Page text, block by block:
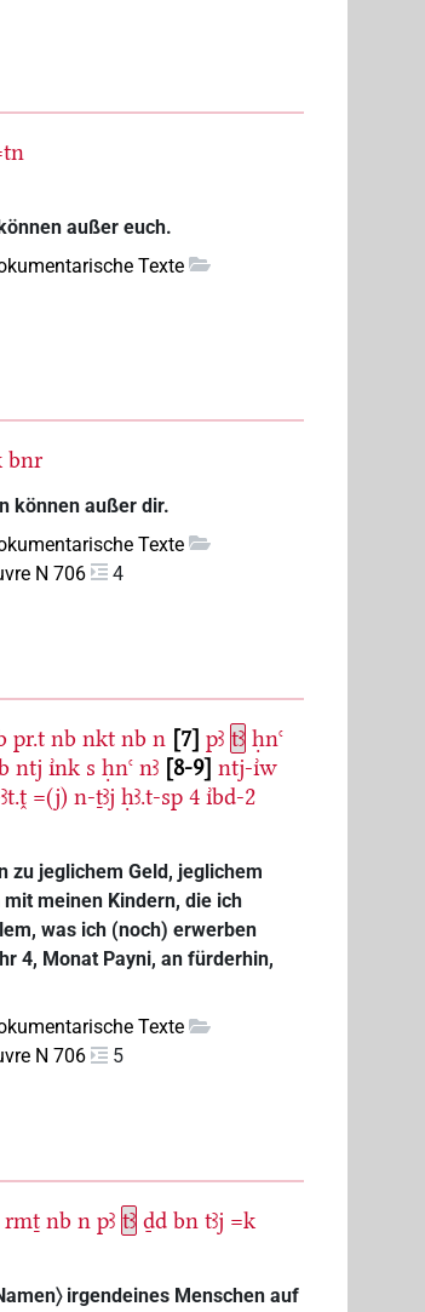
außer euch.
Texte
bnr
können außer dir.
Texte
N 706
4
pr.t nb nkt nb n 7 pꜣ tꜣ ḥnꜥ
ntj ı͗nk s ḥnꜥ nꜣ 8-9 ntj-ı͗w
=(j) n-ṯꜣj ḥꜣ.t-sp 4 ı͗bd-2
zu jeglichem Geld, jeglichem
meinen Kindern, die ich
was ich (noch) erwerben
4, Monat Payni, an fürderhin,
Texte
N 706
5
rmṯ nb n pꜣ tꜣ ḏd bn tꜣj =k
irgendeines Menschen auf